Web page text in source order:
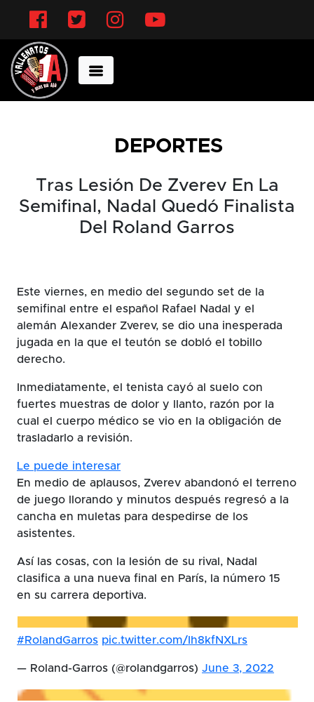
DEPORTES
Tras Lesión De Zverev En La
Semifinal, Nadal Quedó Finalista
Del Roland Garros
Este viernes, en medio del segundo set de la
semifinal entre el español Rafael Nadal y el
alemán Alexander Zverev, se dio una inesperada
jugada en la que el teutón se dobló el tobillo
derecho.
Inmediatamente, el tenista cayó al suelo con
fuertes muestras de dolor y llanto, razón por la
cual el cuerpo médico se vio en la obligación de
trasladarlo a revisión.
Le puede interesar
En medio de aplausos, Zverev abandonó el terreno
de juego llorando y minutos después regresó a la
cancha en muletas para despedirse de los
asistentes.
Así las cosas, con la lesión de su rival, Nadal
clasifica a una nueva final en París, la número 15
en su carrera deportiva.
#RolandGarros pic.twitter.com/Ih8kfNXLrs
— Roland-Garros (@rolandgarros) June 3, 2022